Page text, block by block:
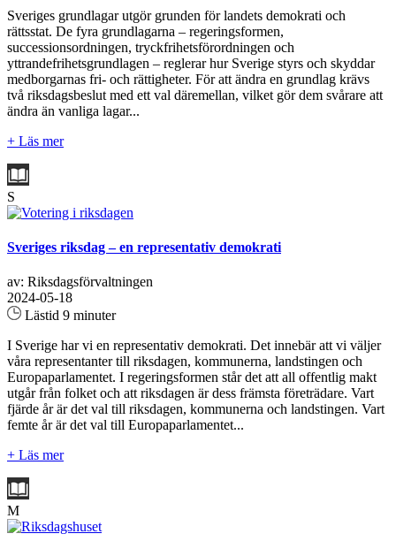
Sveriges grundlagar utgör grunden för landets demokrati och
rättsstat. De fyra grundlagarna – regeringsformen,
successionsordningen, tryckfrihetsförordningen och
yttrandefrihetsgrundlagen – reglerar hur Sverige styrs och skyddar
medborgarnas fri- och rättigheter. För att ändra en grundlag krävs
två riksdagsbeslut med ett val däremellan, vilket gör dem svårare att
ändra än vanliga lagar...
+ Läs mer
S
Sveriges riksdag – en representativ demokrati
av: Riksdagsförvaltningen
2024-05-18
Lästid 9 minuter
I Sverige har vi en representativ demokrati. Det innebär att vi väljer
våra representanter till riksdagen, kommunerna, landstingen och
Europaparlamentet. I regeringsformen står det att all offentlig makt
utgår från folket och att riksdagen är dess främsta företrädare. Vart
fjärde år är det val till riksdagen, kommunerna och landstingen. Vart
femte år är det val till Europaparlamentet...
+ Läs mer
M